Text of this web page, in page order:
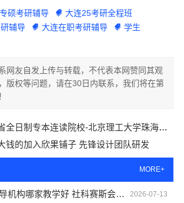
硕考研辅导
大连25考研全程班
辅导
大连在职考研辅导
学生
网友自发上传与转载，不代表本网赞同其观
版权等问题，请在30日内联系，我们将在第
日制专本连读院校-北京理工大学珠海学院继教院
钱的加入欣果铺子 先锋设计团队研发
MORE+
大连mpacc辅导机构哪家教学好 社科赛斯会计专硕考研只教解题思路和技巧 2026-07-13